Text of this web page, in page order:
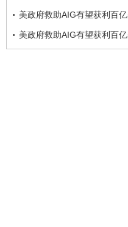
美政府救助AIG有望获利百
美政府救助AIG有望获利百